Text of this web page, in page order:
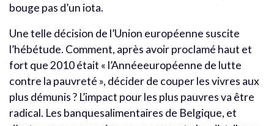
bouge pas d’un iota.
Une telle décision de l’Union européenne suscite
l’hébétude. Comment, après avoir proclamé haut et
fort que 2010 était « l’Annéeeuropéenne de lutte
contre la pauvreté », décider de couper les vivres aux
plus démunis ? L’impact pour les plus pauvres va être
radical. Les banquesalimentaires de Belgique, et